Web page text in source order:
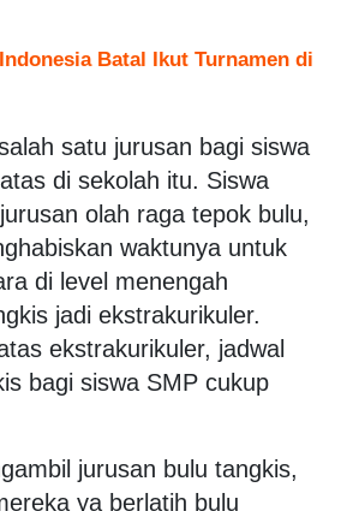
Batal Ikut Turnamen di
satu jurusan bagi siswa
di sekolah itu. Siswa
olah raga tepok bulu,
waktunya untuk
di level menengah
jadi ekstrakurikuler.
ekstrakurikuler, jadwal
bagi siswa SMP cukup
jurusan bulu tangkis,
ya berlatih bulu